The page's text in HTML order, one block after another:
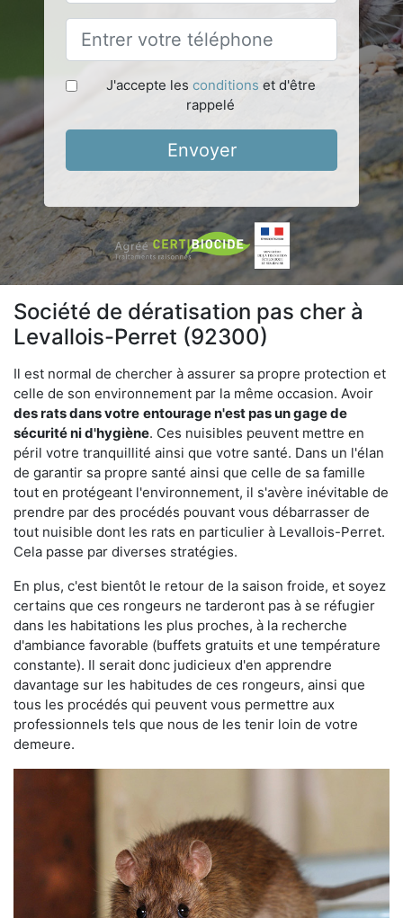
J'accepte les conditions et d'être
rappelé
Envoyer
Société de dératisation pas cher à
Levallois-Perret (92300)
Il est normal de chercher à assurer sa propre protection et
celle de son environnement par la même occasion. Avoir
des rats dans votre entourage n'est pas un gage de
sécurité ni d'hygiène. Ces nuisibles peuvent mettre en
péril votre tranquillité ainsi que votre santé. Dans un l'élan
de garantir sa propre santé ainsi que celle de sa famille
tout en protégeant l'environnement, il s'avère inévitable de
prendre par des procédés pouvant vous débarrasser de
tout nuisible dont les rats en particulier à Levallois-Perret.
Cela passe par diverses stratégies.
En plus, c'est bientôt le retour de la saison froide, et soyez
certains que ces rongeurs ne tarderont pas à se réfugier
dans les habitations les plus proches, à la recherche
d'ambiance favorable (buffets gratuits et une température
constante). Il serait donc judicieux d'en apprendre
davantage sur les habitudes de ces rongeurs, ainsi que
tous les procédés qui peuvent vous permettre aux
professionnels tels que nous de les tenir loin de votre
demeure.